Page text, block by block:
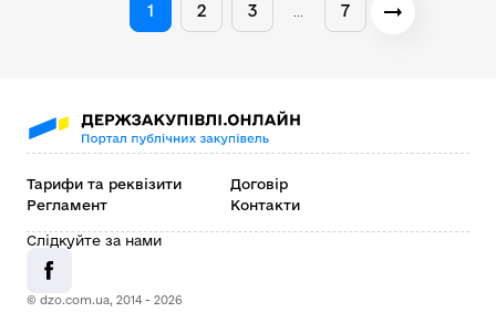
1 2 3 7
Тарифи та реквізити
Договір
Регламент
Контакти
© dzo.com.ua, 2014 - 2026
Слідкуйте за нами